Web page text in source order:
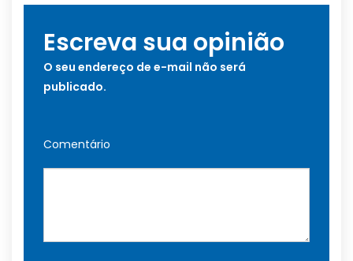
Escreva sua opinião
O seu endereço de e-mail não será
publicado.
Comentário